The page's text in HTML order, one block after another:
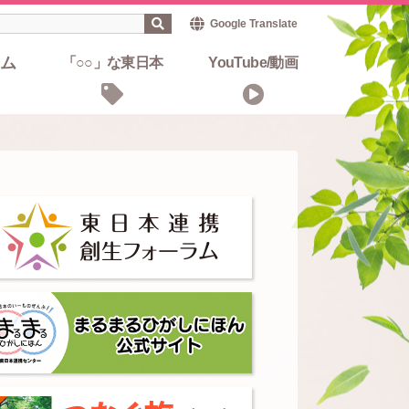
「○○」な東日本 YouTube/動画
Google Translate